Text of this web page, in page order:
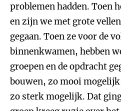
problemen hadden. Toen
en zijn we met grote
gegaan. Toen ze voor de
binnenkwamen, hebben
groepen en de opdracht
bouwen, zo mooi
zo sterk mogelijk. Dat